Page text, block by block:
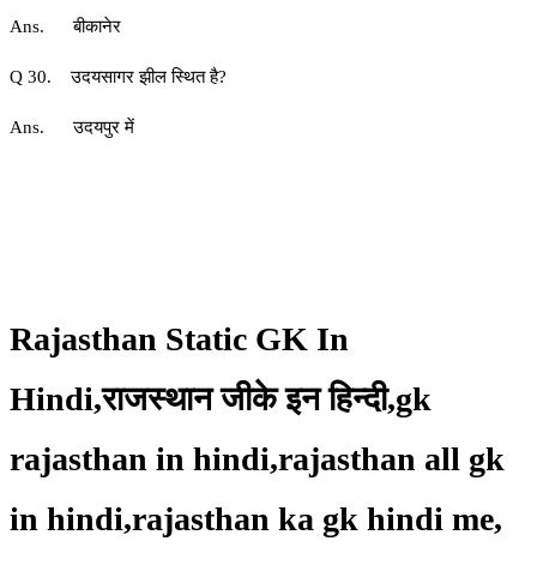
Ans. बीकानेर
Q 30. उदयसागर झील स्थित है?
Ans. उदयपुर में
Rajasthan Static GK In
Hindi,राजस्थान जीके इन हिन्दी,gk
rajasthan in hindi,rajasthan all gk
in hindi,rajasthan ka gk hindi me,